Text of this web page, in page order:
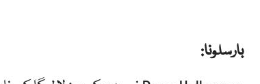
بارسلونا: